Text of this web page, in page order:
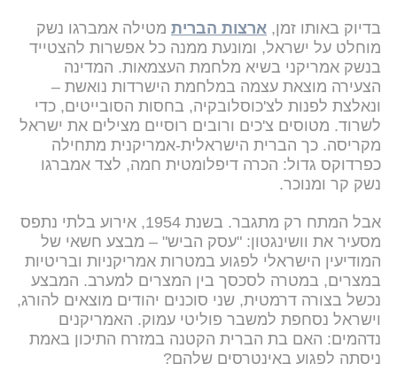
בדיוק באותו זמן, ארצות הברית מטילה אמברגו נשק
מוחלט על ישראל, ומונעת ממנה כל אפשרות להצטייד
בנשק אמריקני בשיא מלחמת העצמאות. המדינה
הצעירה מוצאת עצמה במלחמת הישרדות נואשת –
ונאלצת לפנות לצ'כוסלובקיה, בחסות הסובייטים, כדי
לשרוד. מטוסים צ'כים ורובים רוסיים מצילים את ישראל
מקריסה. כך הברית הישראלית-אמריקנית מתחילה
כפרדוקס גדול: הכרה דיפלומטית חמה, לצד אמברגו
נשק קר ומנוכר.
אבל המתח רק מתגבר. בשנת 1954, אירוע בלתי נתפס
מסעיר את וושינגטון: "עסק הביש" – מבצע חשאי של
המודיעין הישראלי לפגוע במטרות אמריקניות ובריטיות
במצרים, במטרה לסכסך בין המצרים למערב. המבצע
נכשל בצורה דרמטית, שני סוכנים יהודים מוצאים להורג,
וישראל נסחפת למשבר פוליטי עמוק. האמריקנים
נדהמים: האם בת הברית הקטנה במזרח התיכון באמת
ניסתה לפגוע באינטרסים שלהם?